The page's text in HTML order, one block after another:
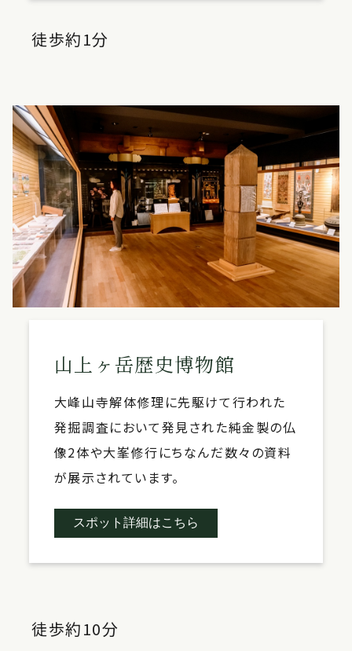
徒歩約1分
山上ヶ岳歴史博物館
大峰山寺解体修理に先駆けて行われた
発掘調査において発見された純金製の仏
像2体や大峯修行にちなんだ数々の資料
が展示されています。
スポット詳細はこちら
徒歩約10分